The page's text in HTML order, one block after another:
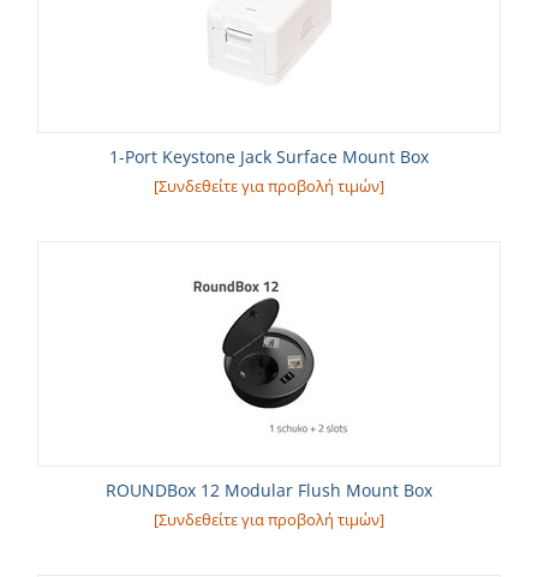
1-Port Keystone Jack Surface Mount Box
[Συνδεθείτε για προβολή τιμών]
ROUNDBox 12 Modular Flush Mount Box
[Συνδεθείτε για προβολή τιμών]